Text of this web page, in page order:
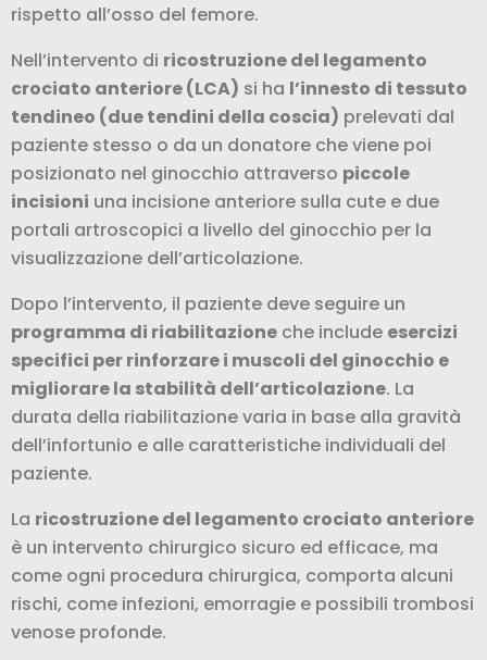
rispetto all’osso del femore.
Nell’intervento di ricostruzione del legamento
crociato anteriore (LCA) si ha l’innesto di tessuto
tendineo (due tendini della coscia) prelevati dal
paziente stesso o da un donatore che viene poi
posizionato nel ginocchio attraverso piccole
incisioni una incisione anteriore sulla cute e due
portali artroscopici a livello del ginocchio per la
visualizzazione dell’articolazione.
Dopo l’intervento, il paziente deve seguire un
programma di riabilitazione che include esercizi
specifici per rinforzare i muscoli del ginocchio e
migliorare la stabilità dell’articolazione. La
durata della riabilitazione varia in base alla gravità
dell’infortunio e alle caratteristiche individuali del
paziente.
La ricostruzione del legamento crociato anteriore
è un intervento chirurgico sicuro ed efficace, ma
come ogni procedura chirurgica, comporta alcuni
rischi, come infezioni, emorragie e possibili trombosi
venose profonde.